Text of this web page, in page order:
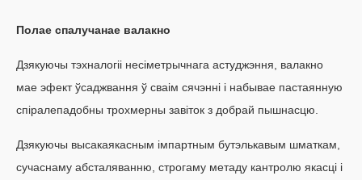
Полае спалучанае валакно
Дзякуючы тэхналогіі несіметрычнага астуджэння, валакно
мае эфект ўсаджвання ў сваім сячэнні і набывае пастаянную
спіралепадобны трохмерны завіток з добрай пышнасцю.
Дзякуючы высакаякасным імпартным бутэлькавым шматкам,
сучаснаму абсталяванню, строгаму метаду кантролю якасці і